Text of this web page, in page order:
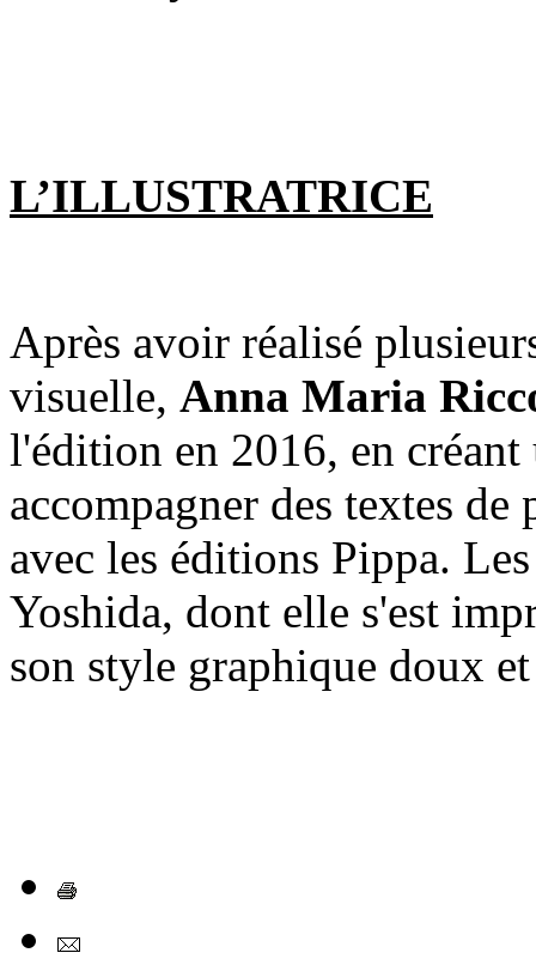
L’ILLUSTRATRICE
Après avoir réalisé
visuelle, Anna Maria
l'édition en 2016, en créant
accompagner des textes
avec les éditions Pippa.
Yoshida, dont elle s'est
son style graphique doux